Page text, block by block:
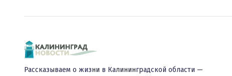
Рассказываем о жизни в Калининградской области —